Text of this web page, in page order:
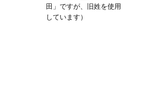
田」ですが、旧姓を使用
しています）